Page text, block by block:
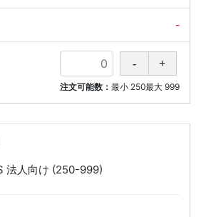
-
注文可能数： 最小 250最大 999
法人向け (250-999)